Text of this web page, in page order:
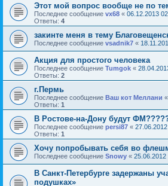
Этот мой вопрос вообще не по
Последнее сообщение vx68 « 06.12.2013
Ответы: 4
закинте меня в тему
Последнее сообщение vsadnik7 «
Акция для простого человека
Последнее сообщение Tumgok «
Ответы: 2
г.Пермь
Последнее сообщение Ваш кот Меллани «
Ответы: 1
В Ростове-на-Дону будут
Последнее сообщение persi87 «
Ответы: 1
Хочу попробывать себя во
Последнее сообщение Snowy « 25.06.2012
В Санкт-Петербурге задержаны
подушках»